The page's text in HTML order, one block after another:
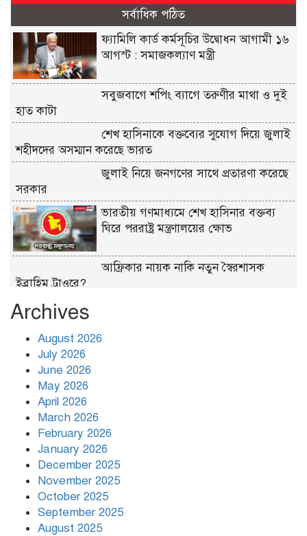
সর্বাধিক পঠিত
ফ্যামিলি কার্ড কর্মসূচির উদ্বোধন আগামী ১৬
আগস্ট : সমাজকল্যাণ মন্ত্রী
সবুজবাগে শপিং ব্যাগে তরুণীর মাথা ও দুই
হাত কাটা
শেখ হাসিনাকে বক্তব্যের সুযোগ দিয়ে জুলাই
শহীদদের অসম্মান করেছে ভারত
জুলাই নিয়ে জনগণের সাথে প্রতারণা করেছে
সরকার
ভারতীয় গণমাধ্যমে শেখ হাসিনার বক্তব্য
ঘিরে পররাষ্ট্র মন্ত্রণালয়ের ক্ষোভ
আফ্রিকার নায়ক নাকি নতুন স্বৈরশাসক
ইব্রাহিম ট্রাওরে?
শুরু হয়ে গেছে: পাটওয়ারী
বাংলাদেশ আর কখনো তাবেদারি রাষ্ট্রে
পরিণত হবে না
Archives
August 2026
July 2026
June 2026
May 2026
April 2026
March 2026
February 2026
January 2026
December 2025
November 2025
October 2025
September 2025
August 2025